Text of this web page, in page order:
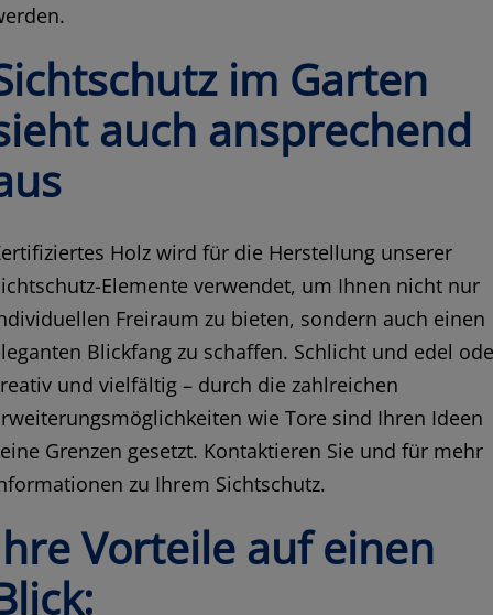
im Garten
auch ansprechend
Holz wird für die Herstellung unserer
Elemente verwendet, um Ihnen nicht nur
Freiraum zu bieten, sondern auch einen
Blickfang zu schaffen. Schlicht und edel
und vielfältig – durch die zahlreichen
wie Tore sind Ihren Ideen
Grenzen gesetzt. Kontaktieren Sie und für mehr
zu Ihrem Sichtschutz.
Vorteile auf einen